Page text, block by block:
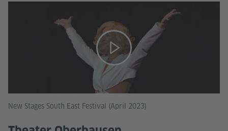
New Stages South East Festival (April 2023)